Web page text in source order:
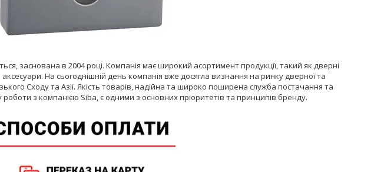
заснована в 2004 році. Компанія має широкий асортимент продукції, такий як дверні
На сьогоднішній день компанія вже досягла визнання на ринку дверної та
Сходу та Азії. Якість товарів, надійна та широко поширена служба постачання та
з компанією Siba, є одними з основних пріоритетів та принципів бренду.